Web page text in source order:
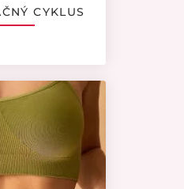
CYKLUS